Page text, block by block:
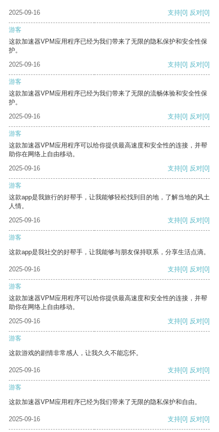
2025-09-16 支持[0] 反对[0]
游客
这款加速器VPM应用程序已经为我们带来了无限的隐私保护和安全性保
护。
2025-09-16
支持[0] 反对[0]
游客
这款加速器VPM应用程序已经为我们带来了无限的流畅体验和安全性保
护。
2025-09-16
支持[0] 反对[0]
游客
这款加速器VPM应用程序可以给你提供最高速度和安全性的连接，并帮
助你在网络上自由移动。
2025-09-16
支持[0] 反对[0]
游客
这款app是我旅行的好帮手，让我能够轻松找到目的地，了解当地的风土
人情。
2025-09-16
支持[0] 反对[0]
游客
这款app是我社交的好帮手，让我能够与朋友保持联系，分享生活点滴。
2025-09-16 支持[0] 反对[0]
游客
这款加速器VPM应用程序可以给你提供最高速度和安全性的连接，并帮
助你在网络上自由移动。
2025-09-16
支持[0] 反对[0]
游客
这款游戏的剧情非常感人，让我久久不能忘怀。
2025-09-16 支持[0] 反对[0]
游客
这款加速器VPM应用程序已经为我们带来了无限的隐私保护和自由。
2025-09-16 支持[0] 反对[0]